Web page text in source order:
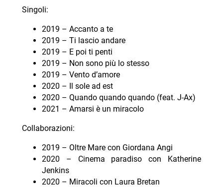
Singoli:
2019 – Accanto a te
2019 – Ti lascio andare
2019 – E poi ti penti
2019 – Non sono più lo stesso
2019 – Vento d’amore
2020 – Il sole ad est
2020 – Quando quando quando (feat. J-Ax)
2021 – Amarsi è un miracolo
Collaborazioni:
2019 – Oltre Mare con Giordana Angi
2020 – Cinema paradiso con Katherine
Jenkins
2020 – Miracoli con Laura Bretan